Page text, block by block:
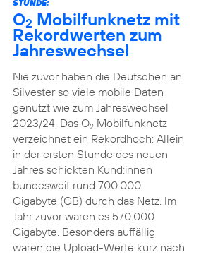
STUNDE:
O2 Mobilfunknetz mit
Rekordwerten zum
Jahreswechsel
Nie zuvor haben die Deutschen an
Silvester so viele mobile Daten
genutzt wie zum Jahreswechsel
2023/24. Das O2Mobilfunknetz
verzeichnet ein Rekordhoch: Allein
in der ersten Stunde des neuen
Jahres schickten Kund:innen
bundesweit rund 700.000
Gigabyte (GB) durch das Netz. Im
Jahr zuvor waren es 570.000
Gigabyte. Besonders auffällig
waren die Upload-Werte kurz nach